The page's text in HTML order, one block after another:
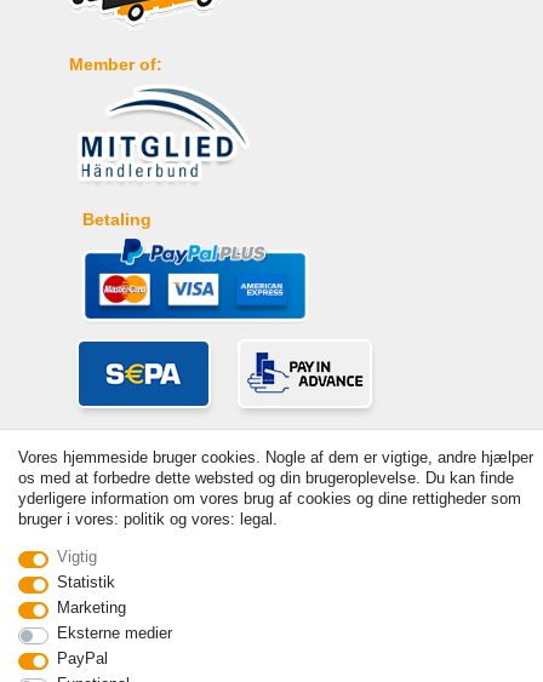
Member of:
Betaling
© Copyright 2026 | Alle rettigheder forbeholdes. - Prices incl. VAT. 19%
VAT Basic prices see article detail | * Applies to deliveries to the UK!
Withdraw from contract here
Vores hjemmeside bruger cookies. Nogle af dem er vigtige, andre hjælper
os med at forbedre dette websted og din brugeroplevelse. Du kan finde
yderligere information om vores brug af cookies og dine rettigheder som
bruger i vores: politik og vores: legal.
Vigtig
Statistik
Marketing
Eksterne medier
PayPal